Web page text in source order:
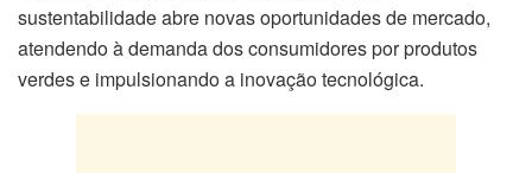
sustentabilidade abre novas oportunidades de mercado,
atendendo à demanda dos consumidores por produtos
verdes e impulsionando a inovação tecnológica.